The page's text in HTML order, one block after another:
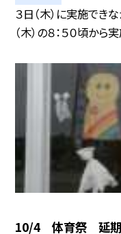
３日（木）に実施でき
（木）の８：５０頃から
10/4 体育祭 延期